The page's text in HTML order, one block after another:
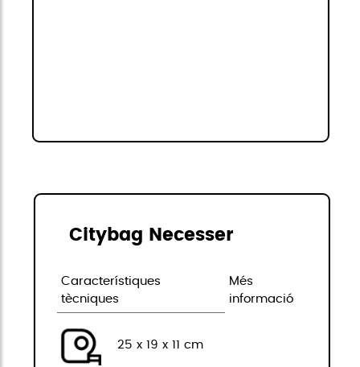
Citybag Necesser
Característiques
tècniques
Més
informació
25 x 19 x 11 cm